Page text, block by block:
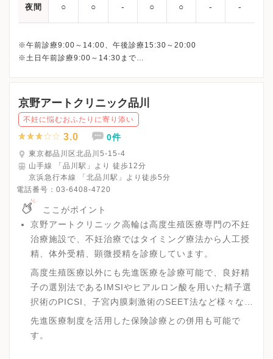
夜間 ○ ○ ‐ ○ ○ ‐ ‐
※午前診療9:00～14:00、午後診療15:30～20:00
※土日午前診療9:00～14:30まで
平日午後：19:30
土日： 14:00
京野アートクリニック品川
不妊に悩むおふたりに寄り添い
3.0 0件
東京都品川区北品川5-15-4
山手線 「品川駅」より 徒歩12分
京浜急行本線 「北品川駅」より徒歩5分
電話番号： 03-6408-4720
ここがポイント
京野アートクリニック高輪は高度生殖医療専門の不妊
治療施設で、不妊治療ではタイミング療法から人工授
精、体外受精、顕微授精を診療しています。
高度生殖医療以外にも先進医療を診療可能で、良好精
子の選別法であるIMSIやヒアルロン酸を用いた精子選
択術のPICSI、子宮内膜刺激術のSEET法など様々な高
度な医療を受診可能です。
先進医療制度を活用した保険診療との併用も可能で
す。